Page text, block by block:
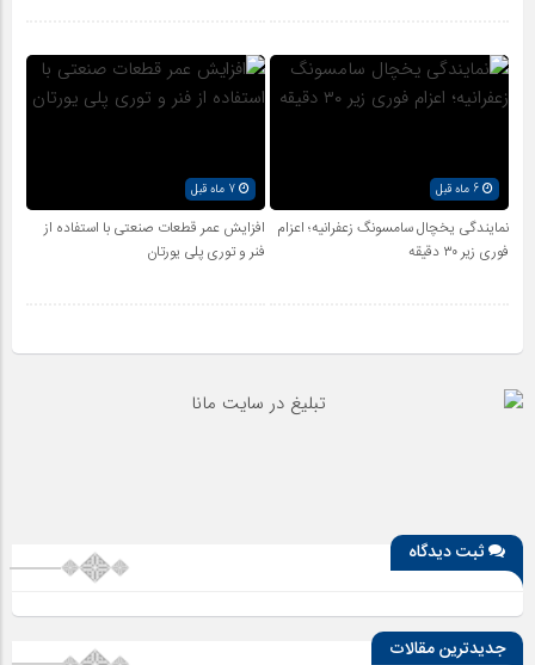
6 ماه قبل
نمایندگی یخچال سامسونگ زعفرانیه؛ اعزام
فوری زیر ۳۰ دقیقه
افزایش عمر قطعات صنعتی با استفاده از
فنر و توری پلی یورتان
ثبت دیدگاه
جدیدترین مقالات